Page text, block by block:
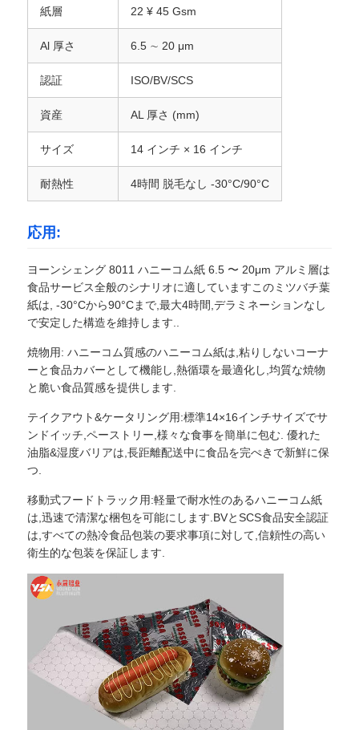
アルミニウム ストリップのコイル
アルミニウムチェッカープレート
浮彫りにされたアルミニウム
アルミ製の葉片
アルミニウム蜜蜂の巣
ミラーアルミニウム
紙層 22 ¥ 45 Gsm
Al 厚さ 6.5 ∼ 20 μm
認証 ISO/BV/SCS
資産 AL 厚さ (mm)
サイズ 14 インチ × 16 インチ
耐熱性 4時間 脱毛なし -30°C/90°C
応用:
ヨーンシェング 8011 ハニーコム紙 6.5 〜 20μm アルミ層は
食品サービス全般のシナリオに適していますこのミツバチ葉
紙は, -30°Cから90°Cまで,最大4時間,デラミネーションなし
で安定した構造を維持します..
焼物用: ハニーコム質感のハニーコム紙は,粘りしないコーナ
ーと食品カバーとして機能し,熱循環を最適化し,均質な焼物
と脆い食品質感を提供します.
テイクアウト&ケータリング用:標準14×16インチサイズでサ
ンドイッチ,ペーストリー,様々な食事を簡単に包む. 優れた
油脂&湿度バリアは,長距離配送中に食品を完ぺきで新鮮に保
つ.
移動式フードトラック用:軽量で耐水性のあるハニーコム紙
は,迅速で清潔な梱包を可能にします.BVとSCS食品安全認証
は,すべての熱冷食品包装の要求事項に対して,信頼性の高い
衛生的な包装を保証します.